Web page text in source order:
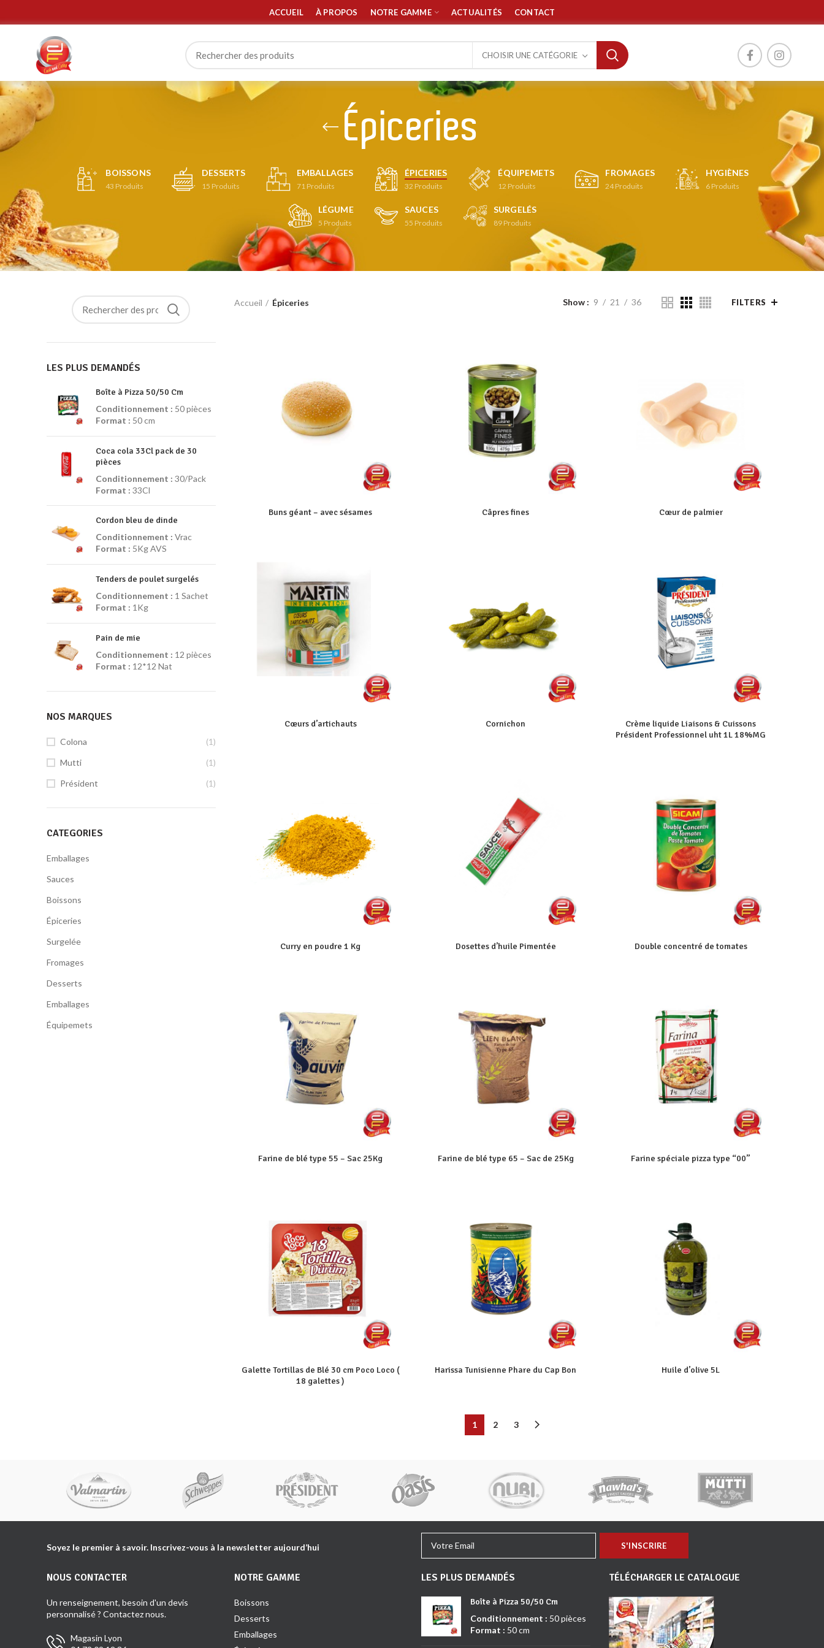
ACCUEIL À PROPOS NOTRE GAMME ACTUALITÉS CONTACT
CHOISIR UNE CATÉGORIE
Épiceries
BOISSONS
43 Produits
DESSERTS
15 Produits
EMBALLAGES
71 Produits
ÉPICERIES
32 Produits
ÉQUIPEMETS
12 Produits
FROMAGES
24Produits
HYGIÈNES
6 Produits
LÉGUME
5 Produits
SAUCES
55 Produits
SURGELÉS
89 Produits
LES PLUS DEMANDÉS
Boîte à Pizza 50/50 Cm
Conditionnement : 50 pièces
Format : 50 cm
Coca cola 33Cl pack de 30
pièces
Conditionnement : 30/Pack
Format : 33Cl
Cordon bleu de dinde
Conditionnement : Vrac
Format : 5Kg AVS
Tenders de poulet surgelés
Conditionnement : 1 Sachet
Format : 1Kg
Pain de mie
Conditionnement : 12 pièces
Format : 12*12 Nat
NOS MARQUES
Colona
(1)
Mutti
(1)
Président
(1)
CATEGORIES
Emballages
Sauces
Boissons
Épiceries
Surgelée
Fromages
Desserts
Emballages
Équipemets
Accueil Épiceries Show 9 21 36 FILTERS
Buns géant – avec sésames Câpres fines Cœur de palmier
Cœurs d’artichauts Cornichon
Crème liquide Liaisons & Cuissons
Président Professionnel uht 1L 18%MG
Curry en poudre 1 Kg Dosettes d’huile Pimentée Double concentré de tomates
Farine de blé type 55 – Sac 25Kg Farine de blé type 65 – Sac de 25Kg Farine spéciale pizza type “00”
Galette Tortillas de Blé 30 cm Poco Loco (
18 galettes )
Harissa Tunisienne Phare du Cap Bon Huile d’olive 5L
1 2 3
Soyez le premier à savoir. Inscrivez-vous à la newsletter aujourd’hui
NOUS CONTACTER
Un renseignement, besoin d'un devis
personnalisé ? Contactez nous.
Magasin Lyon
NOTRE GAMME
Boissons
Desserts
Emballages
LES PLUS DEMANDÉS
Boîte à Pizza 50/50 Cm
Conditionnement : 50 pièces
Format : 50 cm
TÉLÉCHARGER LE CATALOGUE